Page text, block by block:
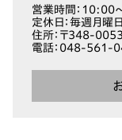
営業時間 ：10:00
定休日 ：毎週月曜
住所：〒348-
電話：048-561-